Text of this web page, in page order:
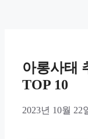
아롱사태
TOP 10
2023년 10월 22